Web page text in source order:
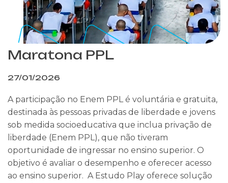
Maratona PPL
27/01/2026
A participação no Enem PPL é voluntária e gratuita,
destinada às pessoas privadas de liberdade e jovens
sob medida socioeducativa que inclua privação de
liberdade (Enem PPL), que não tiveram
oportunidade de ingressar no ensino superior. O
objetivo é avaliar o desempenho e oferecer acesso
ao ensino superior. A Estudo Play oferece solução